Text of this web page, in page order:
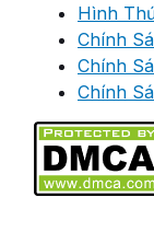
Hình
Chính
Chính
Chính